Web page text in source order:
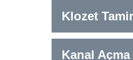
Klozet
Kanal Açma